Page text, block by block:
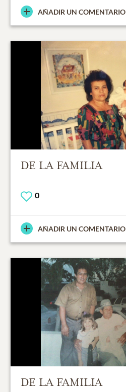
AÑADIR UN COMENTARIO
DE LA FAMILIA
0
AÑADIR UN COMENTARIO
DE LA FAMILIA